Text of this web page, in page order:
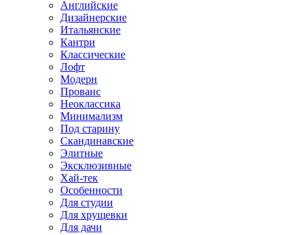
Английские
Дизайнерские
Итальянские
Кантри
Классические
Лофт
Модерн
Прованс
Неоклассика
Минимализм
Под старину
Скандинавские
Элитные
Эксклюзивные
Хай-тек
Особенности
Для студии
Для хрущевки
Для дачи